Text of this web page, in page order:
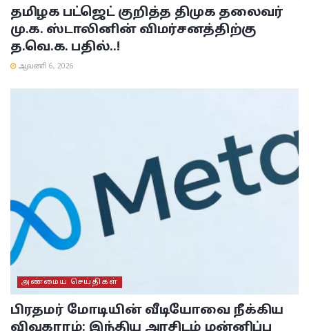
தமிழக பட்ஜெட் குறித்த திமுக தலைவர்
மு.க. ஸ்டாலினின் விமர்சனத்திற்கு
த.வெ.க. பதில்..!
ஆவணி 6, 2026
அண்மைய செய்திகள்
பிரதமர் மோடியின் வீடியோவை நீக்கிய
விவகாரம்: இந்திய அரசிடம் மன்னிப்பு